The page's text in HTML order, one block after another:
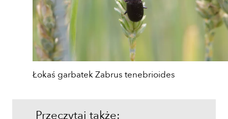
Łokaś garbatek Zabrus tenebrioides
Przeczytaj także: